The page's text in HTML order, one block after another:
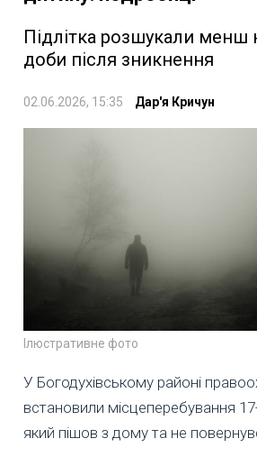
Підлітка розшукали менш
доби після зникнення
02.06.2026, 15:35 Дар'я Кричун
Ілюстративне фото
У Богодухівському районі
встановили місцеперебування
який пішов з дому та не